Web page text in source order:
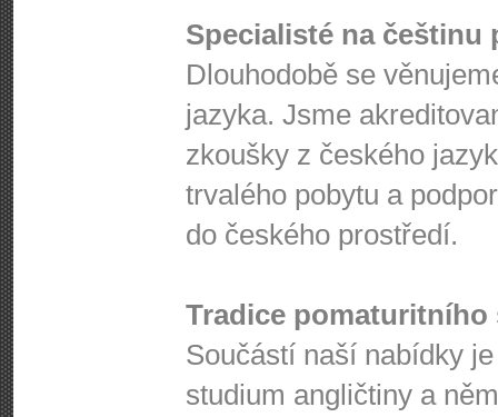
Specialisté na češtinu
Dlouhodobě se
jazyka. Jsme
zkoušky z českého
trvalého pobytu a
do českého prostředí.
Tradice pomaturitního
Součástí naší nabídky
studium angličtiny a